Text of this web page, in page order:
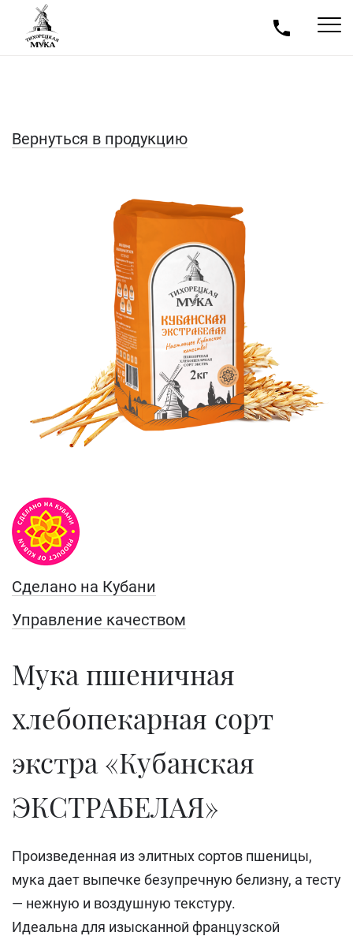
Вернуться в продукцию
Сделано на Кубани
Управление качеством
Мука пшеничная
хлебопекарная сорт
экстра «Кубанская
ЭКСТРАБЕЛАЯ»
Произведенная из элитных сортов пшеницы,
мука дает выпечке безупречную белизну, а тесту
— нежную и воздушную текстуру.
Идеальна для изысканной французской